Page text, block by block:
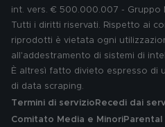
int. vers. € 500.000.007 - Gruppo
Tutti i diritti riservati. Rispetto ai
riprodotti è vietata ogni
all'addestramento di sistemi di
È altresì fatto divieto espresso di
di data scraping.
Termini di servizio Recedi dai
Comitato Media e MinoriParental